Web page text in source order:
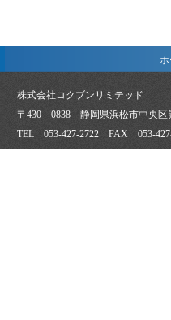
ホ
株式会社コクブンリミテッド
〒430－0838 静岡県浜松市中央区
TEL 053-427-2722 FAX 053-